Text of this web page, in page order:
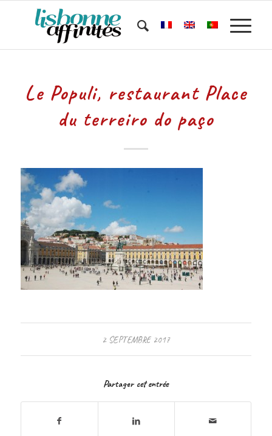
Le Populi, restaurant Place
du terreiro do paço
2 SEPTEMBRE 2017
Partager cet entrée